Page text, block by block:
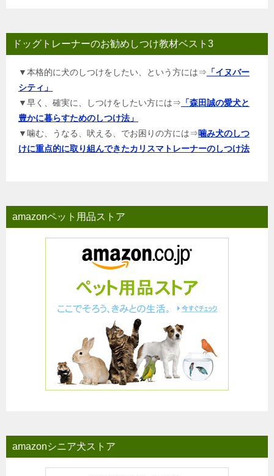
ドッグトレーナーのお勧めしつけ教材ベスト3
▼本格的に犬のしつけをしたい、という方には⇒ 「イヌバー
シティ」
▼早く、確実に、しつけをしたい方には⇒ 「森田誠の愛犬と
豊かに暮らすためのしつけ法」
▼噛む、うなる、吠える、でお困りの方には⇒噛み犬のしつ
けに重点的に取り組んできたカリスマトレーナーのしつけ法
amazonペット用品ストア
amazonシニア犬ストア